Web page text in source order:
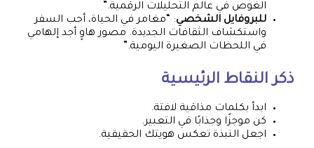
الغوص في عالم التحليلات الرقمية.”
للبروفايل الشخصي: “مغامر في الحياة، أحب السفر
واستكشاف الثقافات الجديدة. مصور هاوٍ أجد إلهامي
في اللحظات الصغيرة اليومية.”
ذكر النقاط الرئيسية
ابدأ بكلمات مذاقية لافتة.
كن موجزًا وجذابًا في التعبير.
اجعل النبذة تعكس هويتك الحقيقية.